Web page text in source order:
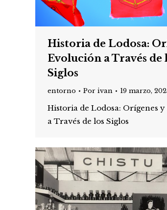
Historia de Lodosa:
Evolución a Través de
Siglos
entorno Por ivan 19 marzo,
Historia de Lodosa: Orígenes
a Través de los Siglos